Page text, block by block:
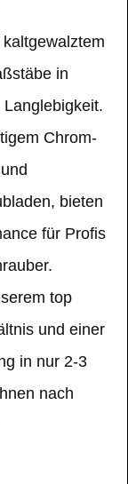
in
Chrom-
bieten
für Profis
top
und einer
in nur 2-3
nach